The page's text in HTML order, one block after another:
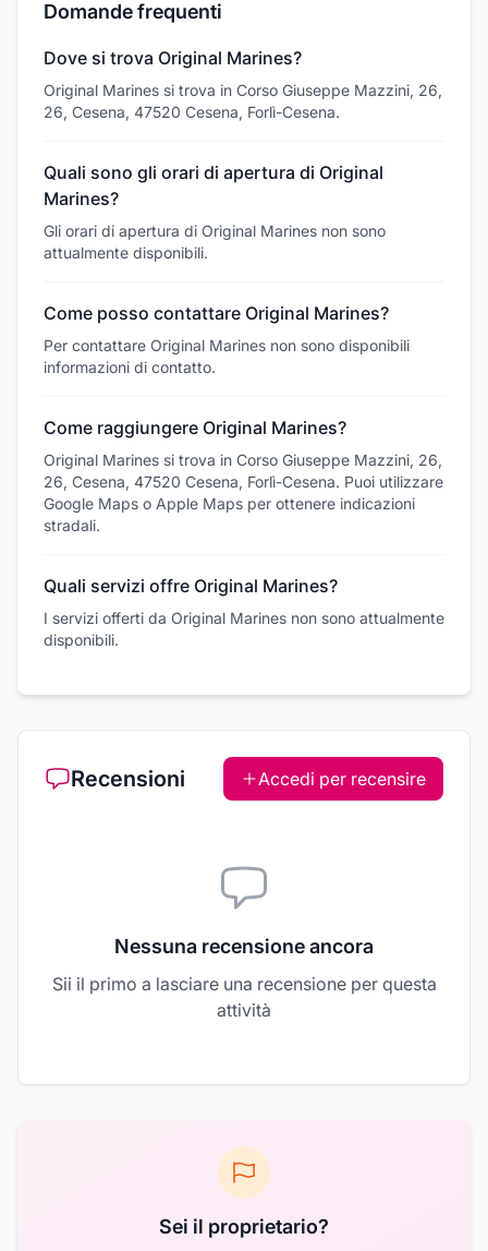
Domande frequenti
Dove si trova Original Marines?
Original Marines si trova in Corso Giuseppe Mazzini, 26,
26, Cesena, 47520 Cesena, Forlì-Cesena.
Quali sono gli orari di apertura di Original
Marines?
Gli orari di apertura di Original Marines non sono
attualmente disponibili.
Come posso contattare Original Marines?
Per contattare Original Marines non sono disponibili
informazioni di contatto.
Come raggiungere Original Marines?
Original Marines si trova in Corso Giuseppe Mazzini, 26,
26, Cesena, 47520 Cesena, Forlì-Cesena. Puoi utilizzare
Google Maps o Apple Maps per ottenere indicazioni
stradali.
Quali servizi offre Original Marines?
I servizi offerti da Original Marines non sono attualmente
disponibili.
Recensioni Accedi per recensire
Nessuna recensione ancora
Sii il primo a lasciare una recensione per questa
attività
Sei il proprietario?